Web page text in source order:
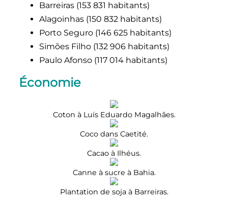
Barreiras (153 831 habitants)
Alagoinhas (150 832 habitants)
Porto Seguro (146 625 habitants)
Simões Filho (132 906 habitants)
Paulo Afonso (117 014 habitants)
Économie
Coton à Luís Eduardo Magalhães.
Coco dans Caetité.
Cacao à Ilhéus.
Canne à sucre à Bahia.
Plantation de soja à Barreiras.